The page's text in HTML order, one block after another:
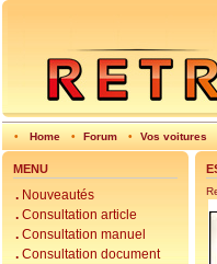
• Home • Forum • Vos voitures
MENU
. Nouveautés
. Consultation article
. Consultation manuel
. Consultation document